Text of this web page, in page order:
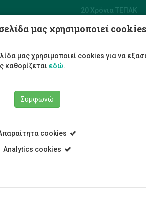
20 Χρόνια ΤΕΠΑΚ
Φοιτητές/
μας χρησιμοποιεί cookies
μας χρησιμοποιεί cookies για να
καθορίζεται εδώ.
Συμφωνώ
cookies
Analytics cookies